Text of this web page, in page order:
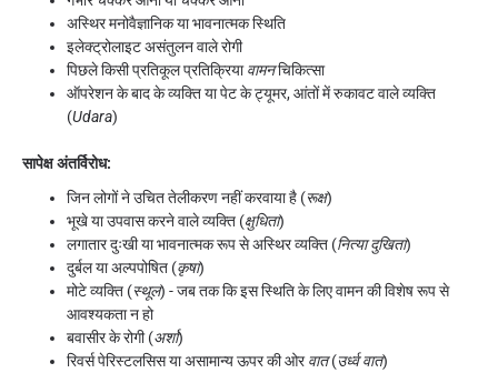
अस्थिर मनोवैज्ञानिक या भावनात्मक स्थिति
इलेक्ट्रोलाइट असंतुलन वाले रोगी
पिछले किसी प्रतिकूल प्रतिक्रियावामनचिकित्सा
ऑपरेशन के बाद के व्यक्ति या पेट के ट्यूमर, आंतों में रुकावट वाले व्यक्ति
(Udara)
सापेक्ष अंतर्विरोध:
जिन लोगों ने उचित तेलीकरण नहीं करवाया है (रूक्ष)
भूखे या उपवास करने वाले व्यक्ति (क्षुधिता)
लगातार दुःखी या भावनात्मक रूप से अस्थिर व्यक्ति (नित्या दुखिता)
दुर्बल या अल्पपोषित (कृषा)
मोटे व्यक्ति (स्थूल) - जब तक कि इस स्थिति के लिए वामन की विशेष रूप से
आवश्यकता न हो
बवासीर के रोगी (अर्शा)
रिवर्स पेरिस्टलसिस या असामान्य ऊपर की ओरवात(उर्ध्व वात)